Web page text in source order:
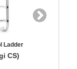
White 3/4-Inch
Directional Flow Inlet
1/2-Inch MIP Thread